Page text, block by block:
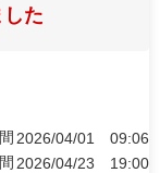
た
2026/04/01
09:06
2026/04/23
19:00